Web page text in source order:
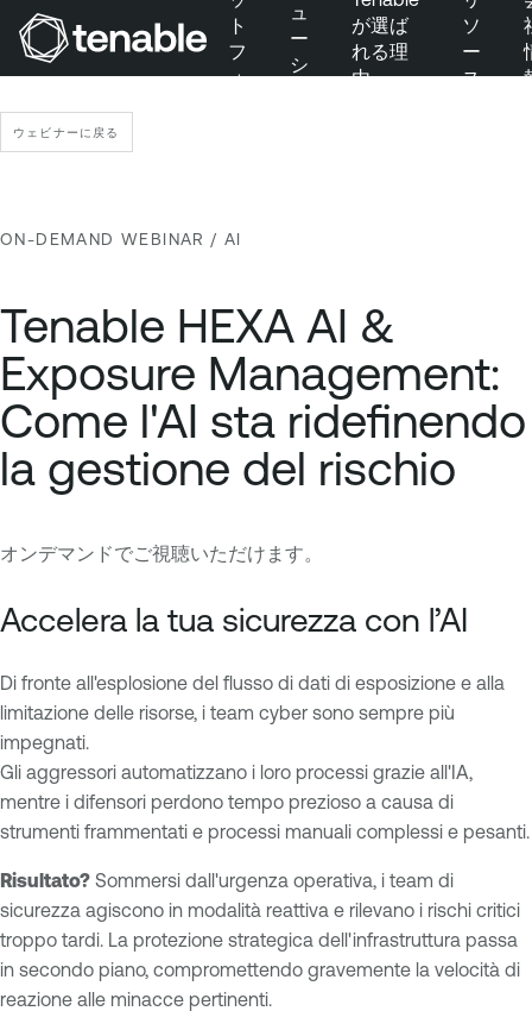
メインコンテンツにスキップ
ト
フ
ォ
ュ
ー
シ
が選ば
れる理
由
ソ
ー
ス
ウェビナーに戻る
ON-DEMAND WEBINAR / AI
Tenable HEXA AI &
Exposure Management:
Come l'AI sta ridefinendo
la gestione del rischio
E
p
o
s
u
r
e
M
a
n
a
g
n
b
l
e
O
n
e
A
オンデマンドでご視聴いただけます。
Accelera la tua sicurezza con l’AI
Di fronte all'esplosione del flusso di dati di esposizione e alla
limitazione delle risorse, i team cyber sono sempre più
impegnati.
Gli aggressori automatizzano i loro processi grazie all'IA,
mentre i difensori perdono tempo prezioso a causa di
strumenti frammentati e processi manuali complessi e pesanti.
Risultato? Sommersi dall'urgenza operativa, i team di
sicurezza agiscono in modalità reattiva e rilevano i rischi critici
troppo tardi. La protezione strategica dell'infrastruttura passa
in secondo piano, compromettendo gravemente la velocità di
reazione alle minacce pertinenti.